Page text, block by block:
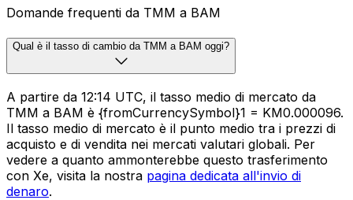
Domande frequenti da TMM a BAM
Qual è il tasso di cambio da TMM a BAM oggi?
A partire da 12:14 UTC, il tasso medio di mercato da
TMM a BAM è {fromCurrencySymbol}1 = KM0.000096.
Il tasso medio di mercato è il punto medio tra i prezzi di
acquisto e di vendita nei mercati valutari globali. Per
vedere a quanto ammonterebbe questo trasferimento
con Xe, visita la nostra pagina dedicata all'invio di
denaro.